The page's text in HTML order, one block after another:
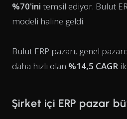
%70'ini temsil ediyor. Bulut
modeli haline geldi.
Bulut ERP pazarı, genel
daha hızlı olan %14,5 CAGR
Şirket içi ERP pazar